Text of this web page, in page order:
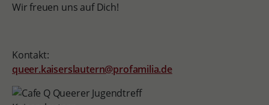
Wir freuen uns auf Dich!
Kontakt:
queer.kaiserslautern@profamilia.de